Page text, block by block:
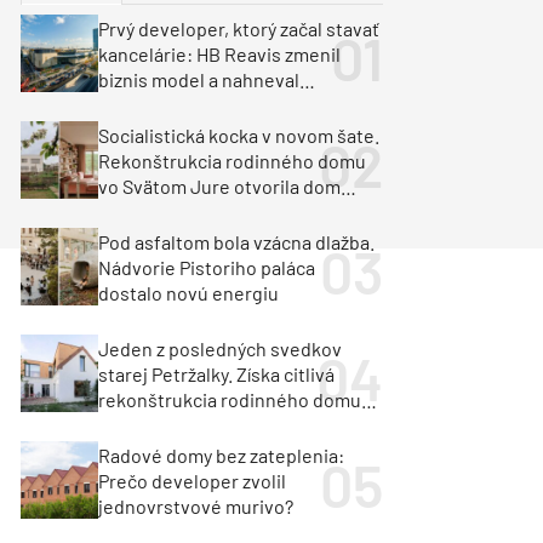
Klimatizácia a vetranie
Milan Murcka
Prvý developer, ktorý začal stavať
kancelárie: HB Reavis zmenil
biznis model a nahneval
Socialistická kocka v novom šate.
Rekonštrukcia rodinného domu
vo Svätom Jure otvorila dom
Pod asfaltom bola vzácna dlažba.
Nádvorie Pistoriho paláca
dostalo novú energiu
Jeden z posledných svedkov
starej Petržalky. Získa citlivá
rekonštrukcia rodinného domu
Radové domy bez zateplenia:
Prečo developer zvolil
jednovrstvové murivo?